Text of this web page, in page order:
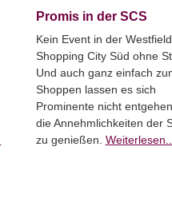
Promis in der SCS
Kein Event in der Westfield
Shopping City Süd ohne
Und auch ganz einfach
Shoppen lassen es sich
Prominente nicht entgehen,
die Annehmlichkeiten der
zu genießen. Weiterlesen...